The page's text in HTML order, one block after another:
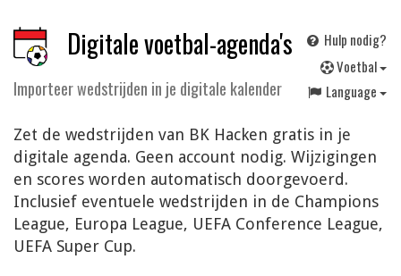
Digitale voetbal-agenda's
Importeer wedstrijden in je digitale kalender
Hulp nodig?
Voetbal
Language
Zet de wedstrijden van BK Hacken gratis in je
digitale agenda. Geen account nodig. Wijzigingen
en scores worden automatisch doorgevoerd.
Inclusief eventuele wedstrijden in de Champions
League, Europa League, UEFA Conference League,
UEFA Super Cup.